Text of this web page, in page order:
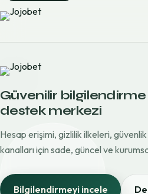
Güvenilir bilgilendirme
destek merkezi
Hesap erişimi, gizlilik ilkeleri,
kanalları için sade, güncel ve
Bilgilendirmeyi incele